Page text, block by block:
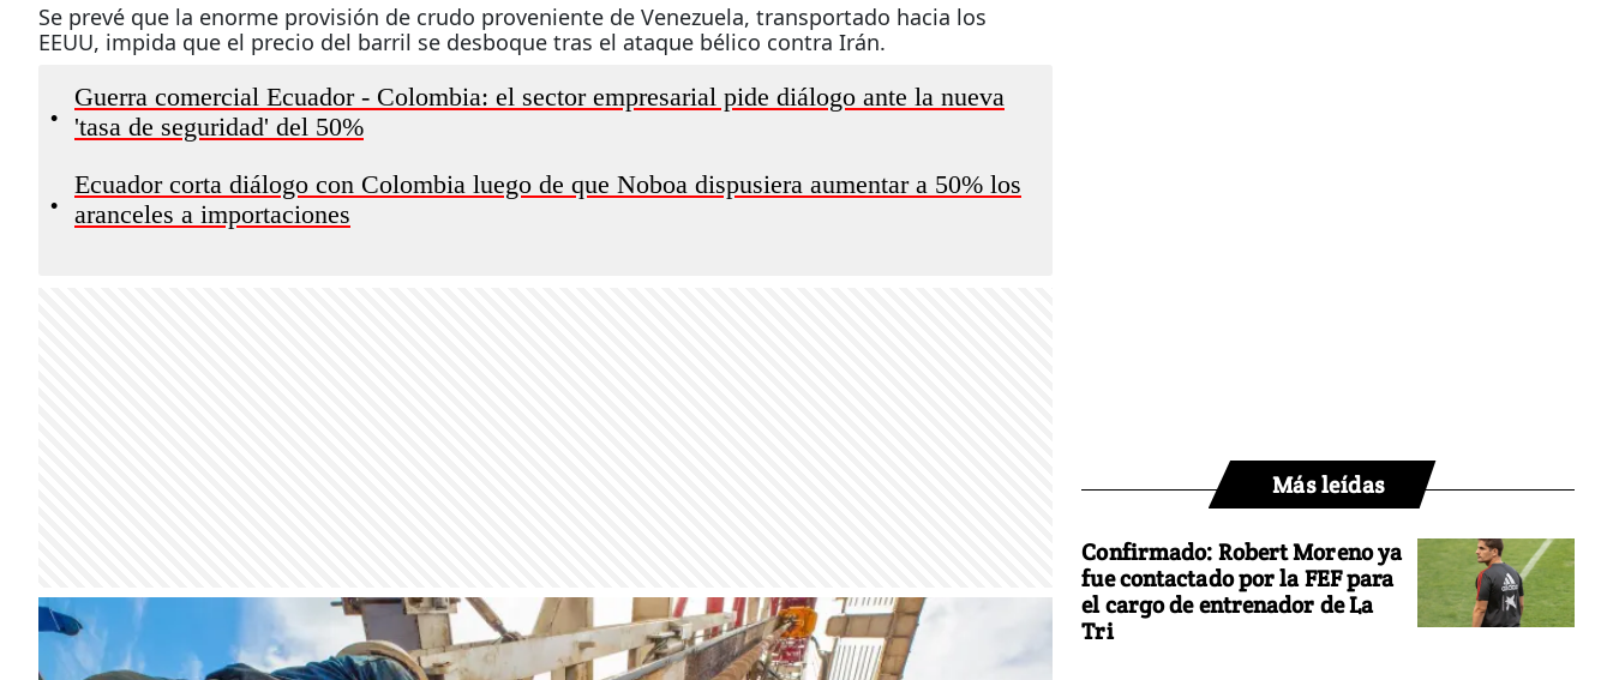
Se prevé que la enorme provisión de crudo proveniente de Venezuela, transportado hacia los
EEUU, impida que el precio del barril se desboque tras el ataque bélico contra Irán.
•
Guerra comercial Ecuador - Colombia: el sector empresarial pide diálogo ante la nueva
'tasa de seguridad' del 50%
•
Ecuador corta diálogo con Colombia luego de que Noboa dispusiera aumentar a 50% los
aranceles a importaciones
Más leídas
Confirmado: Robert Moreno ya
fue contactado por la FEF para
el cargo de entrenador de La
Tri